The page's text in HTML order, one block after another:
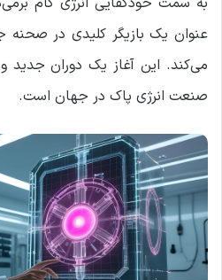
عنوان یک بازیگر کلیدی در صحنه
می‌کند. این آغاز یک دوران جدید و
صنعت انرژی پاک در جهان است.